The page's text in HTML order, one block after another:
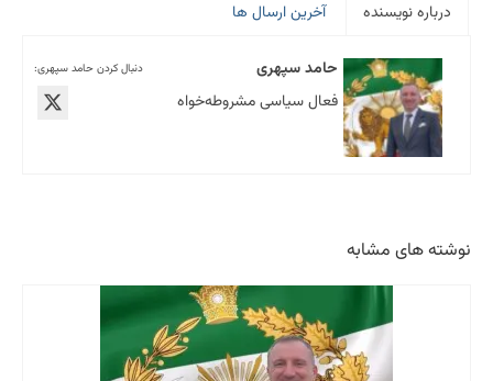
درباره نویسنده آخرین ارسال ها
دنبال کردن حامد سپهری:
حامد سپهری
فعال سیاسی مشروطه‌خواه
نوشته های مشابه